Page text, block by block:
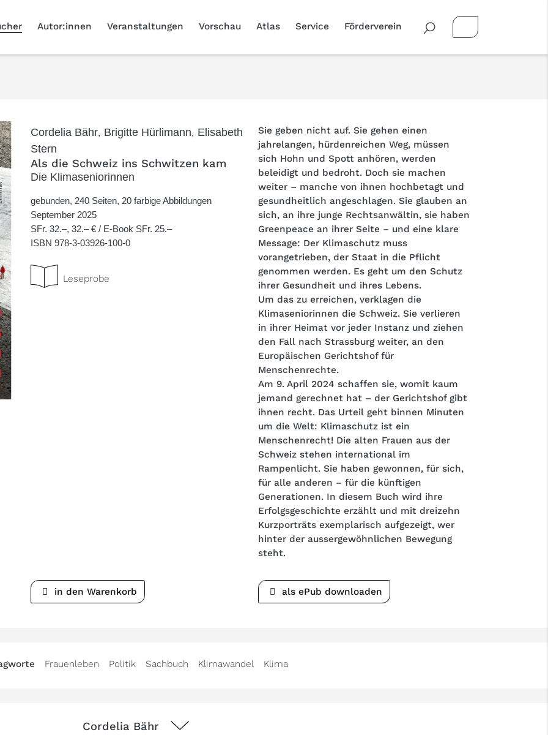
Autor:innen Veranstaltungen Vorschau Atlas Service Förderverein
Cordelia Bähr, Brigitte Hürlimann, Elisabeth
Stern
Als die Schweiz ins Schwitzen kam
Die Klimaseniorinnen
gebunden, 240 Seiten, 20 farbige Abbildungen
September 2025
SFr. 32.–, 32.– € / E-Book SFr. 25.–
ISBN 978-3-03926-100-0
Leseprobe
Sie geben nicht auf. Sie gehen einen
jahrelangen, hürdenreichen Weg, müssen
sich Hohn und Spott anhören, werden
beleidigt und bedroht. Doch sie machen
weiter – manche von ihnen hochbetagt und
gesundheitlich angeschlagen. Sie glauben an
sich, an ihre junge Rechtsanwältin, sie haben
Greenpeace an ihrer Seite – und eine klare
Message: Der Klimaschutz muss
vorangetrieben, der Staat in die Pflicht
genommen werden. Es geht um den Schutz
ihrer Gesundheit und ihres Lebens.
Um das zu erreichen, verklagen die
Klimaseniorinnen die Schweiz. Sie verlieren
in ihrer Heimat vor jeder Instanz und ziehen
den Fall nach Strassburg weiter, an den
Europäischen Gerichtshof für
Menschenrechte.
Am 9. April 2024 schaffen sie, womit kaum
jemand gerechnet hat – der Gerichtshof gibt
ihnen recht. Das Urteil geht binnen Minuten
um die Welt: Klimaschutz ist ein
Menschenrecht! Die alten Frauen aus der
Schweiz stehen international im
Rampenlicht. Sie haben gewonnen, für sich,
für alle anderen – für die künftigen
Generationen. In diesem Buch wird ihre
Erfolgsgeschichte erzählt und mit dreizehn
Kurzporträts exemplarisch aufgezeigt, wer
hinter der aussergewöhnlichen Bewegung
steht.
in den Warenkorb als ePub downloaden
Frauenleben Politik Sachbuch Klimawandel Klima
Cordelia Bähr